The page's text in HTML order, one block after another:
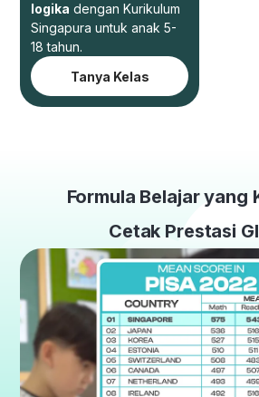
logika dengan Kurikulum
Singapura untuk anak 5-
18 tahun.
Tanya Kelas
Formula Belajar yang
Cetak Prestasi